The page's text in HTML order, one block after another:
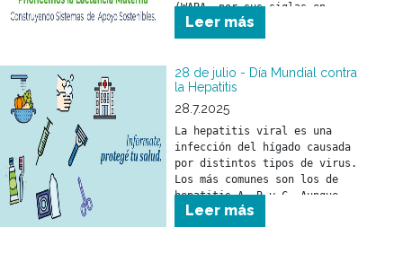
(WABA, por sus siglas en
inglés) y se celebra durante
los primeros días de agosto
Leer más
28 de julio - Día Mundial contra
la Hepatitis
28.7.2025
La hepatitis viral es una
infección del hígado causada
por distintos tipos de virus.
Los más comunes son los de
hepatitis A, B y C. Aunque
puede llegar a ser grave, es
prevenible y tratable gracias
Leer más